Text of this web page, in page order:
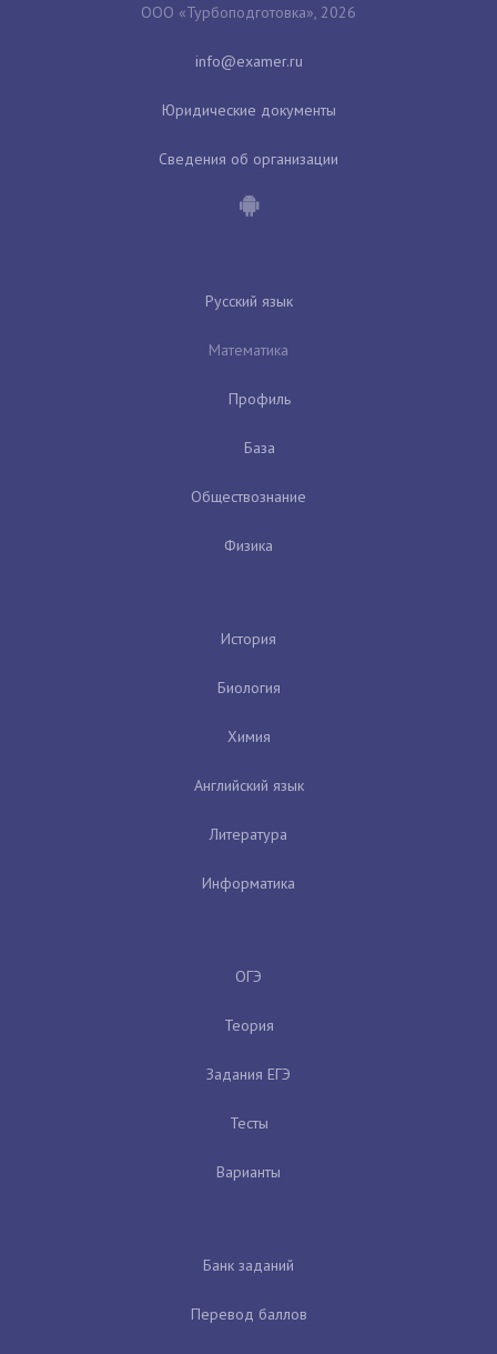
ООО «Турбоподготовка», 2026
Юридические документы
Сведения об организации
Русский язык
Математика
Профиль
База
Обществознание
Физика
История
Биология
Химия
Английский язык
Литература
Информатика
ОГЭ
Теория
Задания ЕГЭ
Тесты
Варианты
Банк заданий
Перевод баллов